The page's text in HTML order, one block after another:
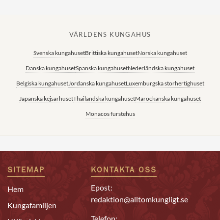
VÄRLDENS KUNGAHUS
Svenska kungahusetBrittiska kungahusetNorska kungahuset
Danska kungahusetSpanska kungahusetNederländska kungahuset
Belgiska kungahusetJordanska kungahusetLuxemburgska storhertighuset
Japanska kejsarhusetThailändska kungahusetMarockanska kungahuset
Monacos furstehus
SITEMAP
Hem
Kungafamiljen
KONTAKTA OSS
Epost:
redaktion@alltomkungligt.se